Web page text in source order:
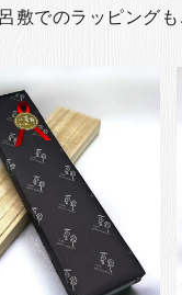
敷でのラッピング